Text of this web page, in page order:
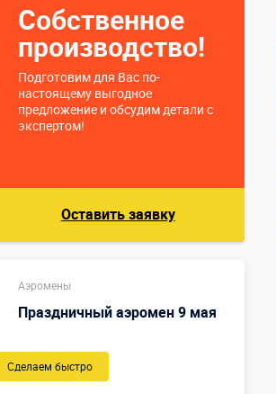
Собственное
производство!
Подготовим для Вас по-
настоящему выгодное
предложение и обсудим детали с
экспертом!
Оставить заявку
Аэромены
Праздничный аэромен 9 мая
Сделаем быстро